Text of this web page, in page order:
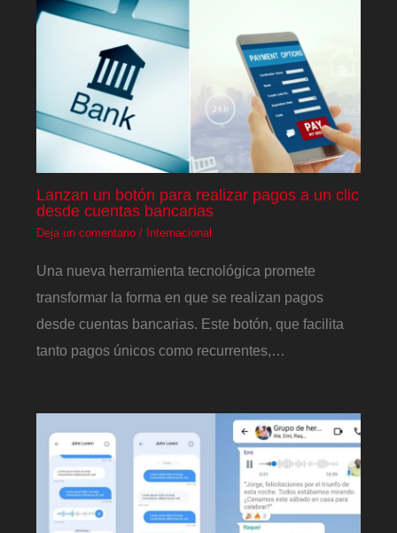
Lanzan un botón para realizar pagos a un clic
desde cuentas bancarias
Deja un comentario / Internacional
Una nueva herramienta tecnológica promete
transformar la forma en que se realizan pagos
desde cuentas bancarias. Este botón, que facilita
tanto pagos únicos como recurrentes,…